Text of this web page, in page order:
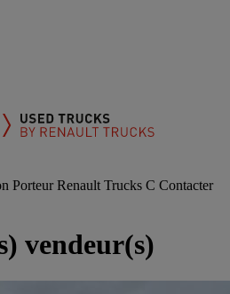
PorteurRenault Trucks C Contacter
vendeur(s)